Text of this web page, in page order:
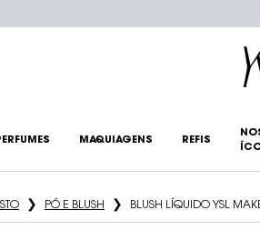
MAQUIAGENS REFIS
PÓ E BLUSH BLUSH LÍQUIDO YSL